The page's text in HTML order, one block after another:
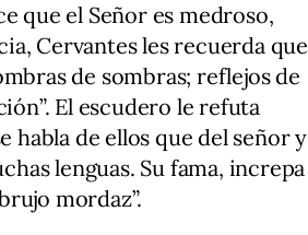
que el Señor es medroso,
Cervantes les recuerda que
de sombras; reflejos de
El escudero le refuta
habla de ellos que del señor y
lenguas. Su fama, increpa
mordaz”.